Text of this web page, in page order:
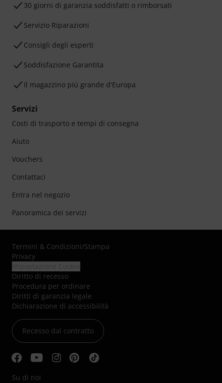
30 giorni di garanzia soddisfatti o rimborsati
Servizio Riparazioni
Consigli degli esperti
Soddisfazione Garantita
Il magazzino più grande d'Europa
Servizi
Costi di trasporto e tempi di consegna
Aiuto
Vouchers
Contattaci
Entra nel negozio
Panoramica dei servizi
Termini & Condizioni/Stampa
Privacy
Diritto di recesso
Procedura per ordinare
Diritti di garanzia legale
Dichiarazione di accessibilità
Recesso dal contratto
Su di noi